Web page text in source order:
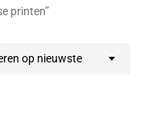
printen”
op nieuwste